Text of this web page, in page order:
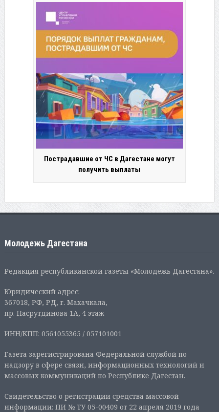
Пострадавшие от ЧС в Дагестане могут
получить выплаты
Молодежь Дагестана
Редакция республиканской газеты «Молодежь Дагестана».
Юридический адрес:
367018, РФ, РД, г. Махачкала,
пр. Насрутдинова 1А, 4 этаж
ИНН/КПП: 0561055365 / 057101001
Газета зарегистрирована Федеральной службой по
надзору в сфере связи, информационных технологий и
массовых коммуникаций по Республике Дагестан.
Свидетельство о регистрации средства массовой
информации: ПИ № ТУ 05-00409 от 22 апреля 2019 года